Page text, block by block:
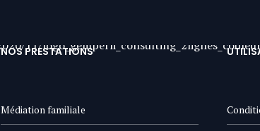
NOS PRESTATIONS
Médiation familiale